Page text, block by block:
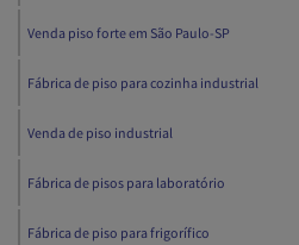
Venda piso forte em São Paulo-SP
Fábrica de piso para cozinha industrial
Venda de piso industrial
Fábrica de pisos para laboratório
Fábrica de piso para frigorífico